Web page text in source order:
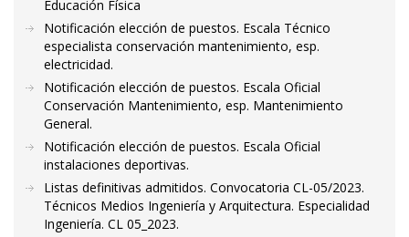
Educación Física
Notificación elección de puestos. Escala Técnico
especialista conservación mantenimiento, esp.
electricidad.
Notificación elección de puestos. Escala Oficial
Conservación Mantenimiento, esp. Mantenimiento
General.
Notificación elección de puestos. Escala Oficial
instalaciones deportivas.
Listas definitivas admitidos. Convocatoria CL-05/2023.
Técnicos Medios Ingeniería y Arquitectura. Especialidad
Ingeniería. CL 05_2023.